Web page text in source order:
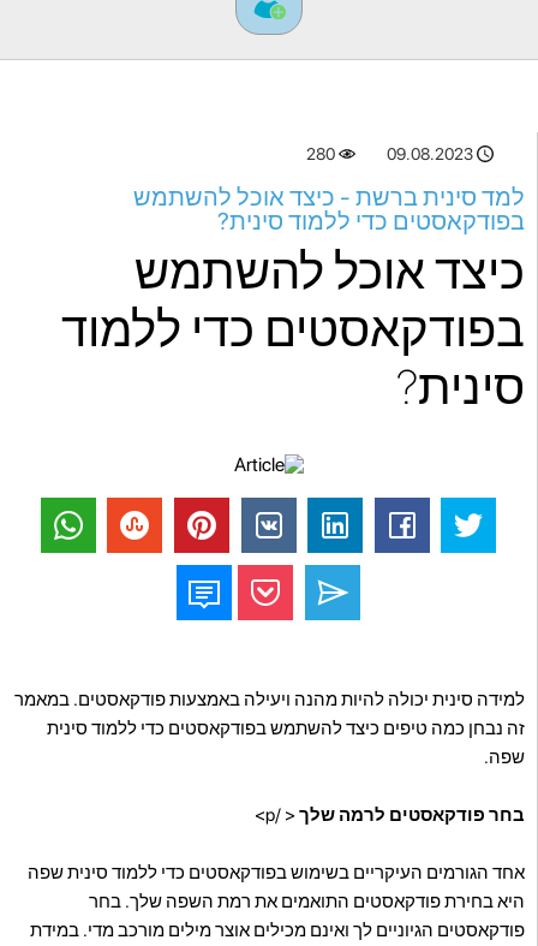
09.08.2023
280
למד סינית ברשת - כיצד אוכל להשתמש
בפודקאסטים כדי ללמוד סינית?
כיצד אוכל להשתמש
בפודקאסטים כדי ללמוד
סינית?
למידה סינית יכולה להיות מהנה ויעילה באמצעות פודקאסטים. במאמר
זה נבחן כמה טיפים כיצד להשתמש בפודקאסטים כדי ללמוד סינית
שפה.
בחר פודקאסטים לרמה שלך < /p>
אחד הגורמים העיקריים בשימוש בפודקאסטים כדי ללמוד סינית שפה
היא בחירת פודקאסטים התואמים את רמת השפה שלך. בחר
פודקאסטים הגיוניים לך ואינם מכילים אוצר מילים מורכב מדי. במידת